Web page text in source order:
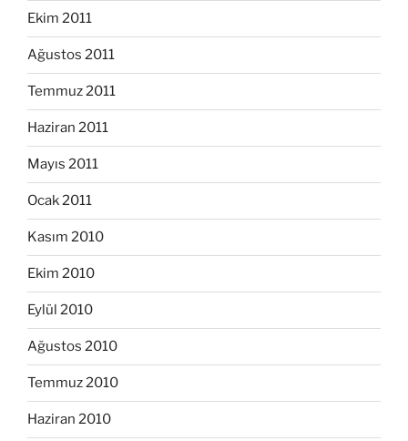
Ekim 2011
Ağustos 2011
Temmuz 2011
Haziran 2011
Mayıs 2011
Ocak 2011
Kasım 2010
Ekim 2010
Eylül 2010
Ağustos 2010
Temmuz 2010
Haziran 2010